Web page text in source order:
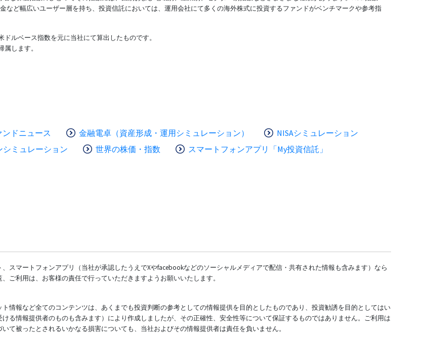
など幅広いユーザー層を持ち、投資信託においては、運用会社にて多くの海外株式に投資するファンドがベンチマークや参考指
ルベース指数を元に当社にて算出したものです。
します。
ンドニュース 金融電卓（資産形成・運用シミュレーション）
NISAシミュレーション
シミュレーション 世界の株価・指数 スマートフォンアプリ「My投資信託」
スマートフォンアプリ（当社が承認したうえでXやfacebookなどのソーシャルメディアで配信・共有された情報も含みます）なら
ご利用は、お客様の責任で行っていただきますようお願いいたします。
情報など全てのコンテンツは、あくまでも投資判断の参考としての情報提供を目的としたものであり、投資勧誘を目的としてはい
る情報提供者のものも含みます）により作成しましたが、その正確性、安全性等について保証するものではありません。ご利用は
て被ったとされるいかなる損害についても、当社およびその情報提供者は責任を負いません。